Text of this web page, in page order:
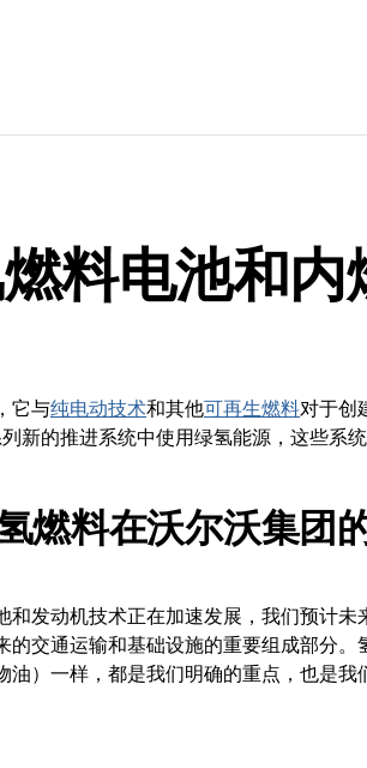
料电池和内
它与纯电动技术和其他可再生燃料对于创
新的推进系统中使用绿氢能源，这些系统
燃料在沃尔沃集团
发动机技术正在加速发展，我们预计
交通运输和基础设施的重要组成部分
油）一样，都是我们明确的重点，也是我